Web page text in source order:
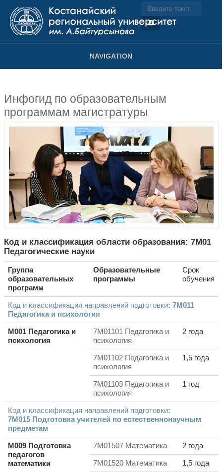
NAVIGATION
Инфогид по образовательным
программам магистратуры
Код и классификация области образования: 7M01
Педагогические науки
Группа
образовательных
программ
Образовательные
программы
Срок
обучения
Код и классификация направлений подготовки: 7M011
Педагогика и психология
M001 Педагогика и
психология
7M01101 Педагогика и
психология
2 года
7M01102 Педагогика и
психология
1,5 года
7M01103 Педагогика и
психология
1 год
Код и классификация направлений подготовки:
7M015 Подготовка учителей по естественнонаучным
предметам
M009 Подготовка
педагогов
математики
7M01507 Математика 2 года
7M01520 Математика 1,5 года